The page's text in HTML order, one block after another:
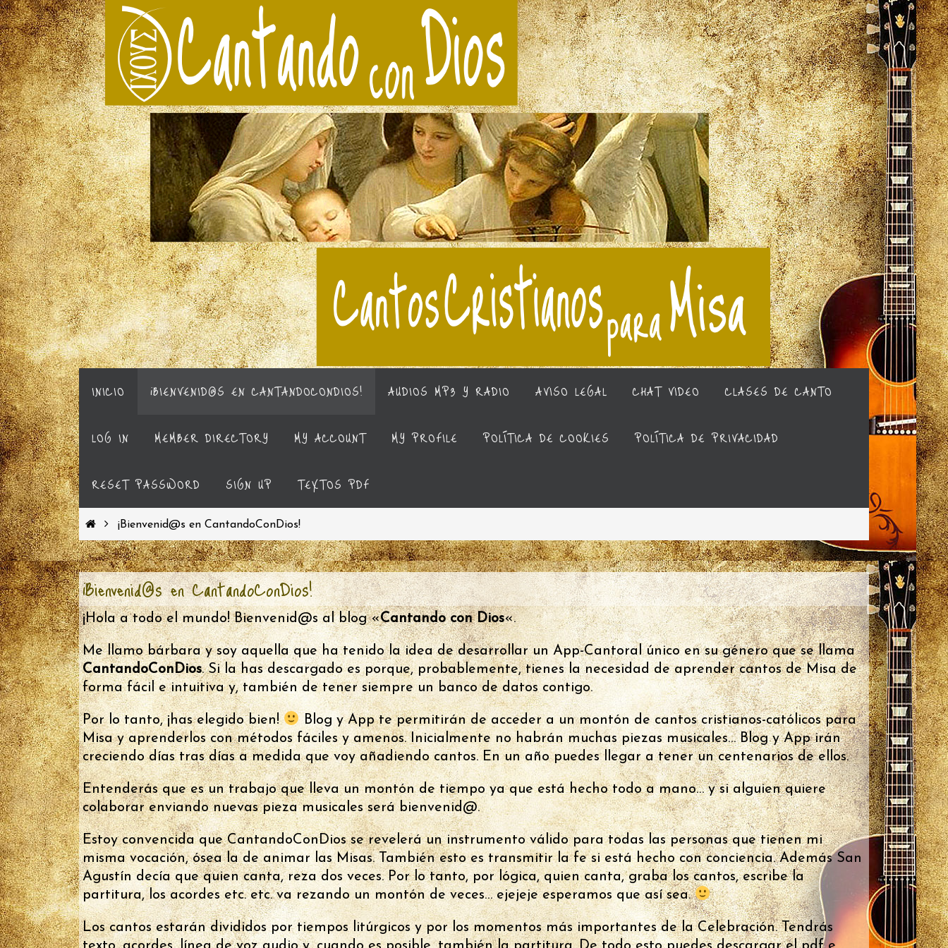
INICIO ¡BIENVENID@S EN CANTANDOCONDIOS! AUDIOS MP3 Y RADIO AVISO LEGAL CHAT VIDEO CLASES DE CANTO
LOG IN MEMBER DIRECTORY MY ACCOUNT MY PROFILE POLÍTICA DE COOKIES POLÍTICA DE PRIVACIDAD
RESET PASSWORD SIGN UP TEXTOS PDF
¡Bienvenid@s en CantandoConDios!
¡Bienvenid@s en CantandoConDios!
¡Hola a todo el mundo! Bienvenid@s al blog «Cantando con Dios«.
Me llamo bárbara y soy aquella que ha tenido la idea de desarrollar un App-Cantoral único en su género que se llama
CantandoConDios. Si la has descargado es porque, probablemente, tienes la necesidad de aprender cantos de Misa de
forma fácil e intuitiva y, también de tener siempre un banco de datos contigo.
Por lo tanto, ¡has elegido bien!
Blog y App te permitirán de acceder a un montón de cantos cristianos-católicos para
Misa y aprenderlos con métodos fáciles y amenos. Inicialmente no habrán muchas piezas musicales… Blog y App irán
creciendo días tras días a medida que voy añadiendo cantos. En un año puedes llegar a tener un centenarios de ellos.
Entenderás que es un trabajo que lleva un montón de tiempo ya que está hecho todo a mano… y si alguien quiere
colaborar enviando nuevas pieza musicales será bienvenid@.
Estoy convencida que CantandoConDios se revelerá un instrumento válido para todas las personas que tienen mi
misma vocación, ósea la de animar las Misas. También esto es transmitir la fe si está hecho con conciencia. Además San
Agustín decía que quien canta, reza dos veces. Por lo tanto, por lógica, quien canta, graba los cantos, escribe la
partitura, los acordes etc. etc. va rezando un montón de veces… ejejeje esperamos que así sea.
Los cantos estarán divididos por tiempos litúrgicos y por los momentos más importantes de la Celebración. Tendrás